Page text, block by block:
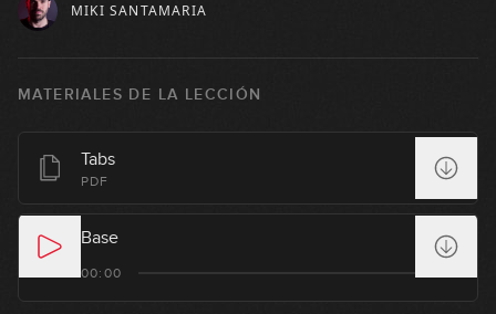
MIKI SANTAMARIA
MATERIALES DE LA LECCIÓN
Tabs
PDF
Base
00:00
09:55
#59: Blues Funk en A
04:30